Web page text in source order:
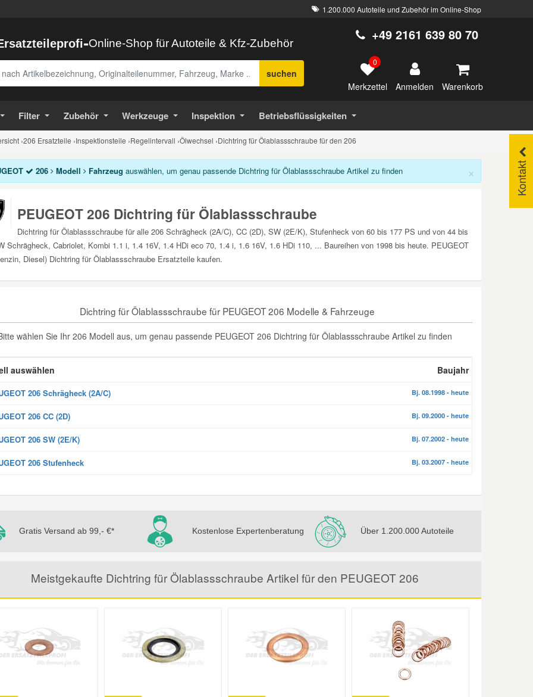
1.200.000 Autoteile und Zubehör im Online-Shop
-Online-Shop für Autoteile & Kfz-Zubehör
suchen
+49 2161 639 80 70
0
Merkzettel Anmelden Warenkorb
Filter Zubehör Werkzeuge Inspektion Betriebsflüssigkeiten
›206 Ersatzteile ›Inspektionsteile ›Regelintervall ›Ölwechsel ›Dichtring für Ölablassschraube für den 206
Kontakt
×
206 Modell Fahrzeug auswählen, um genau passende Dichtring für Ölablassschraube Artikel zu finden
PEUGEOT 206 Dichtring für Ölablassschraube
Dichtring für Ölablassschraube für alle 206 Schrägheck (2A/C), CC (2D), SW (2E/K), Stufenheck von 60 bis 177 PS und von 44 bis
Schrägheck, Cabriolet, Kombi 1.1 i, 1.4 16V, 1.4 HDi eco 70, 1.4 i, 1.6 16V, 1.6 HDi 110, ... Baureihen von 1998 bis heute. PEUGEOT
Diesel) Dichtring für Ölablassschraube Ersatzteile kaufen.
Dichtring für Ölablassschraube für PEUGEOT 206 Modelle & Fahrzeuge
wählen Sie Ihr 206 Modell aus, um genau passende PEUGEOT 206 Dichtring für Ölablassschraube Artikel zu finden
auswählen Baujahr
206 Schrägheck (2A/C) Bj. 08.1998 - heute
206 CC (2D) Bj. 09.2000 - heute
206 SW (2E/K) Bj. 07.2002 - heute
206 Stufenheck Bj. 03.2007 - heute
Gratis Versand ab 99,- €* Kostenlose Expertenberatung Über 1.200.000 Autoteile
Meistgekaufte Dichtring für Ölablassschraube Artikel für den PEUGEOT 206